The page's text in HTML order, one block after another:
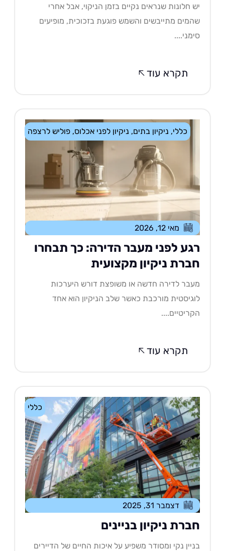
חלונות שנראים נקיים בזמן הניקוי, אבל אחרי
מתייבשים והשמש פוגעת בזכוכית, מופיעים
תקרא עוד
ניקיון בתים,ניקיון לפני אכלוס,פוליש לרצפה
מאי 12, 2026
לפני מעבר הדירה: כך תבחרו
ניקיון מקצועית
לדירה חדשה או משופצת דורש היערכות
מורכבת כאשר שלב הניקיון הוא אחד
תקרא עוד
כללי
דצמבר 31, 2025
ניקיון בניינים
נקי ומסודר משפיע על איכות החיים של הדיירים